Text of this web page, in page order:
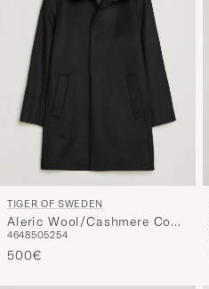
TIGER OF SWEDEN
Aleric Wool/Cashmere Coat
Black
4648505254
500€